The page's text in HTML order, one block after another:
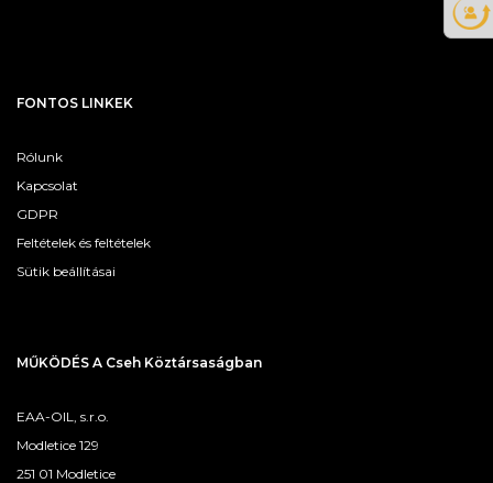
FONTOS LINKEK
Rólunk
Kapcsolat
GDPR
Feltételek és feltételek
Sütik beállításai
MŰKÖDÉS A Cseh Köztársaságban
EAA-OIL, s.r.o.
Modletice 129
251 01 Modletice